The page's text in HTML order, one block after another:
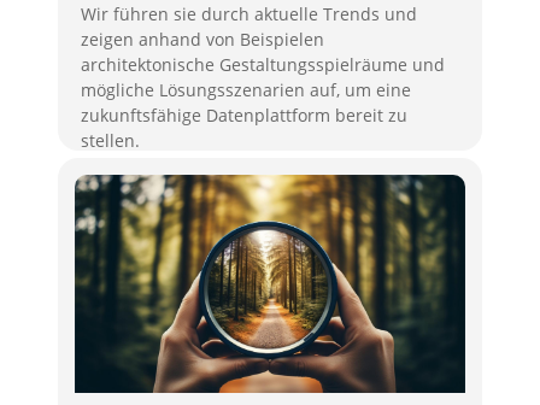
Wir führen sie durch aktuelle Trends und
zeigen anhand von Beispielen
architektonische Gestaltungsspielräume und
mögliche Lösungsszenarien auf, um eine
zukunftsfähige Datenplattform bereit zu
stellen.